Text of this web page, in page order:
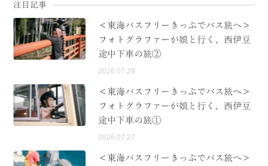
注目記事
＜東海バスフリーきっぷでバス旅へ＞
フォトグラファーが娘と行く、西伊豆
途中下車の旅②
2026.07.29
＜東海バスフリーきっぷでバス旅へ＞
フォトグラファーが娘と行く、西伊豆
途中下車の旅①
2026.07.27
＜東海バスフリーきっぷでバス旅へ＞